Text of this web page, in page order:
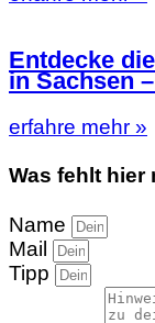
Entdecke
in Sachsen
erfahre mehr »
Was fehlt hier
Name
Mail
Tipp